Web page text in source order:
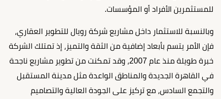
للمستثمرين الأفراد أو المؤسسات.
وبالنسبة للاستثمار داخل مشاريع شركة رويال للتطوير العقاري،
فإن الأمر يتسم بأبعاد إضافية من الثقة والتميز، إذ تمتلك الشركة
خبرة طويلة منذ عام 2007، وقد تمكنت من تطوير مشاريع ناجحة
في القاهرة الجديدة والمناطق الواعدة مثل مدينة المستقبل
والتجمع السادس، مع تركيز على الجودة العالية والتصاميم